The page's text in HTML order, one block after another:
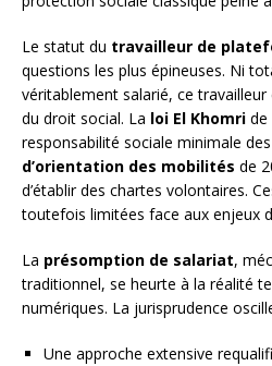
Le statut du travailleur de
questions les plus épineuses. Ni
véritablement salarié, ce
du droit social. La loi El Khomri de
responsabilité sociale minimale
d’orientation des mobilités de
d’établir des chartes volontaires.
toutefois limitées face aux enjeux
La présomption de salariat,
traditionnel, se heurte à la réalité
numériques. La jurisprudence
Une approche extensive